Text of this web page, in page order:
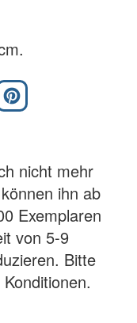
nicht mehr
ihn ab
Exemplaren
von 5-9
Bitte